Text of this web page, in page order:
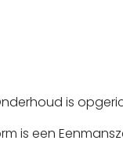
is
is een